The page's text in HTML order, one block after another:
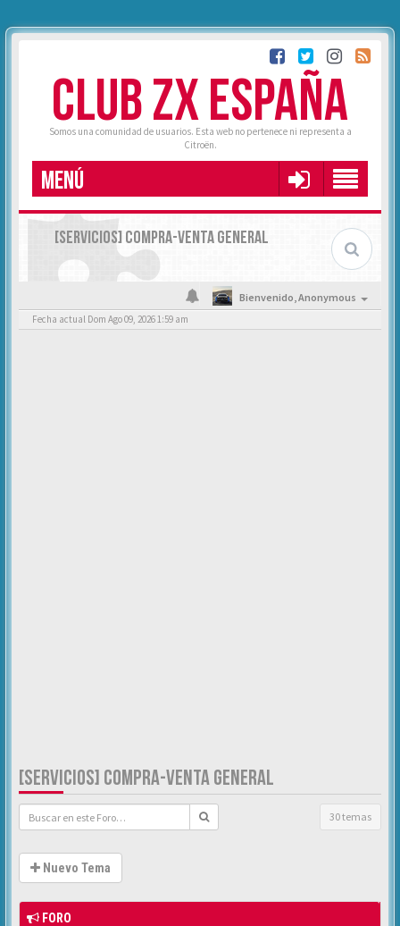
CLUB ZX ESPAÑA
Somos una comunidad de usuarios. Esta web no pertenece ni representa a
Citroën.
MENÚ
[SERVICIOS] COMPRA-VENTA GENERAL
Bienvenido,Anonymous
Fecha actual Dom Ago 09, 2026 1:59 am
[SERVICIOS] COMPRA-VENTA GENERAL
30 temas
Nuevo Tema
FORO